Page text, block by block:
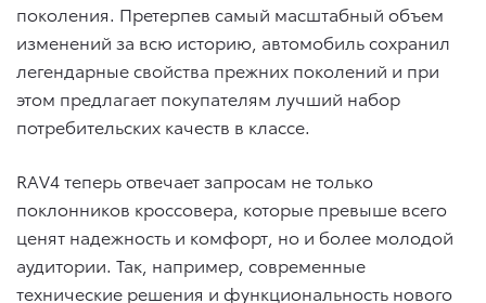
поколения. Претерпев самый масштабный объем
изменений за всю историю, автомобиль сохранил
легендарные свойства прежних поколений и при
этом предлагает покупателям лучший набор
потребительских качеств в классе.
RAV4 теперь отвечает запросам не только
поклонников кроссовера, которые превыше всего
ценят надежность и комфорт, но и более молодой
аудитории. Так, например, современные
технические решения и функциональность нового